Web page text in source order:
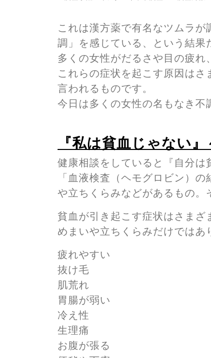
これは漢方薬で有名なツムラ
調」を感じている、という結果
多くの女性がだるさや目の疲れ
これらの症状を起こす原因は
言われるものです。
今日は多くの女性の名もなき不
『私は貧血じゃない
健康相談をしていると『自分は
「血液検査（ヘモグロビン）
や立ちくらみなどがあるもの。
貧血が引き起こす症状はさまざ
めまいや立ちくらみだけではあ
疲れやすい
抜け毛
肌荒れ
胃腸が弱い
冷え性
生理痛
お腹が張る